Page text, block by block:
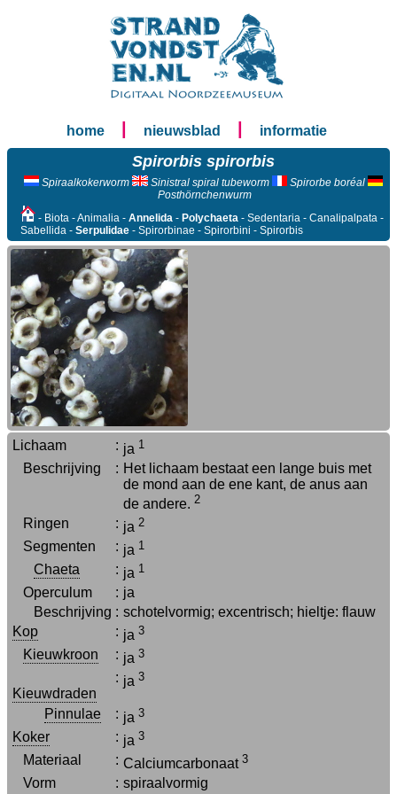
home nieuwsblad informatie
Spirorbis spirorbis
Spiraalkokerworm Sinistral spiral tubeworm
Spirorbe boréal
Posthörnchenwurm
- Biota - Animalia - Annelida - Polychaeta - Sedentaria - Canalipalpata -
Sabellida - Serpulidae - Spirorbinae - Spirorbini - Spirorbis
Lichaam : ja 1
Beschrijving : Het lichaam bestaat een lange buis met
de mond aan de ene kant, de anus aan
de andere. 2
Ringen : ja 2
Segmenten : ja 1
Chaeta : ja 1
Operculum : ja
Beschrijving : schotelvormig; excentrisch; hieltje: flauw
Kop
: ja 3
Kieuwkroon : ja 3
Kieuwdraden
: ja 3
Pinnulae : ja 3
Koker : ja 3
Materiaal : Calciumcarbonaat 3
Vorm : spiraalvormig